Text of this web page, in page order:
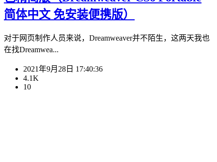
简体中文 免安装便携版）
对于网页制作人员来说，Dreamweaver并不陌生，这两天我也
在找Dreamwea...
2021年9月28日 17:40:36
4.1K
10